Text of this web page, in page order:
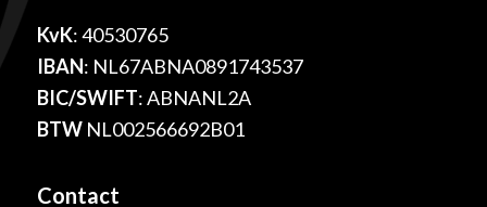
KvK: 40530765
IBAN: NL67ABNA0891743537
BIC/SWIFT: ABNANL2A
BTWNL002566692B01
Contact